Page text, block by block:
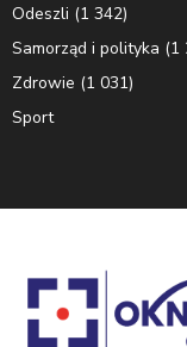
Odeszli (1 342)
Samorząd i polityka (1
Zdrowie (1 031)
Sport